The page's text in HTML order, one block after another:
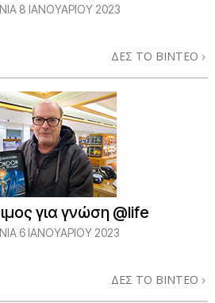
8 ΙΑΝΟΥΑΡΙΟΥ 2023
ΔΕΣ ΤΟ ΒΙΝΤΕΟ
για γνώση @life
6 ΙΑΝΟΥΑΡΙΟΥ 2023
ΔΕΣ ΤΟ ΒΙΝΤΕΟ